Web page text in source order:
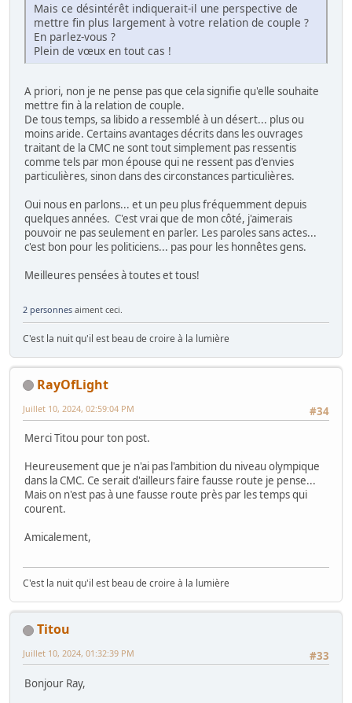
Mais ce désintérêt indiquerait-il une perspective de
mettre fin plus largement à votre relation de couple ?
En parlez-vous ?
Plein de vœux en tout cas !
A priori, non je ne pense pas que cela signifie qu'elle souhaite
mettre fin à la relation de couple.
De tous temps, sa libido a ressemblé à un désert... plus ou
moins aride. Certains avantages décrits dans les ouvrages
traitant de la CMC ne sont tout simplement pas ressentis
comme tels par mon épouse qui ne ressent pas d'envies
particulières, sinon dans des circonstances particulières.
Oui nous en parlons... et un peu plus fréquemment depuis
quelques années. C'est vrai que de mon côté, j'aimerais
pouvoir ne pas seulement en parler. Les paroles sans actes...
c'est bon pour les politiciens... pas pour les honnêtes gens.
Meilleures pensées à toutes et tous!
2 personnes aiment ceci.
C'est la nuit qu'il est beau de croire à la lumière
RayOfLight
#34
Juillet 10, 2024, 02:59:04 PM
Merci Titou pour ton post.
Heureusement que je n'ai pas l'ambition du niveau olympique
dans la CMC. Ce serait d'ailleurs faire fausse route je pense...
Mais on n'est pas à une fausse route près par les temps qui
courent.
Amicalement,
C'est la nuit qu'il est beau de croire à la lumière
Titou
#33
Juillet 10, 2024, 01:32:39 PM
Bonjour Ray,